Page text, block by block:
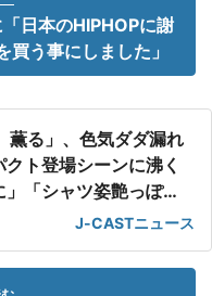
日本のHIPHOPに謝
う事にしました」
薫る」、色気ダダ漏れ
ト登場シーンに沸く
」「シャツ姿艶っぽ
J-CASTニュース